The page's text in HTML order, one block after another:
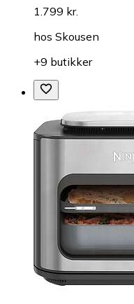
1.799 kr.
hos Skousen
+9 butikker